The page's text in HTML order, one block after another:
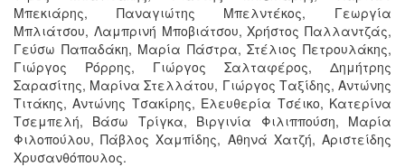
Μπεκιάρης, Παναγιώτης Μπελντέκος, Γεωργία
Μπλιάτσου, Λαμπρινή Μποβιάτσου, Χρήστος Παλλαντζάς,
Γεύσω Παπαδάκη, Μαρία Πάστρα, Στέλιος Πετρουλάκης,
Γιώργος Ρόρρης, Γιώργος Σαλταφέρος, Δημήτρης
Σαρασίτης, Μαρίνα Στελλάτου, Γιώργος Ταξίδης, Αντώνης
Τιτάκης, Αντώνης Τσακίρης, Ελευθερία Τσέικο, Κατερίνα
Τσεμπελή, Βάσω Τρίγκα, Βιργινία Φιλιππούση, Μαρία
Φιλοπούλου, Πάβλος Χαμπίδης, Αθηνά Χατζή, Αριστείδης
Χρυσανθόπουλος.